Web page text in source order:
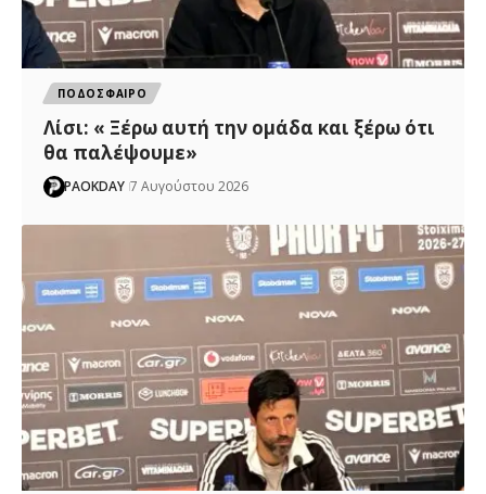
ΠΟΔΟΣΦΑΙΡΟ
Λίσι: « Ξέρω αυτή την ομάδα και ξέρω ότι
θα παλέψουμε»
PAOKDAY 7 Αυγούστου 2026